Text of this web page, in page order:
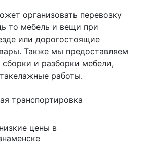
организовать перевозку
то мебель и вещи при
или дорогостоящие
Также мы предоставляем
сборки и разборки мебели,
работы.
транспортировка
цены в